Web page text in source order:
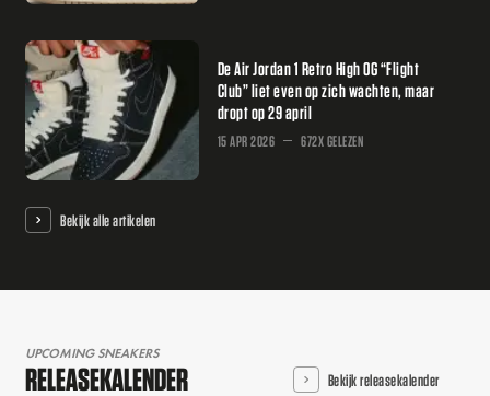
De Air Jordan 1 Retro High OG “Flight
Club” liet even op zich wachten, maar
dropt op 29 april
15 APR 2026 672X GELEZEN
Bekijk alle artikelen
UPCOMING SNEAKERS
RELEASEKALENDER Bekijk releasekalender